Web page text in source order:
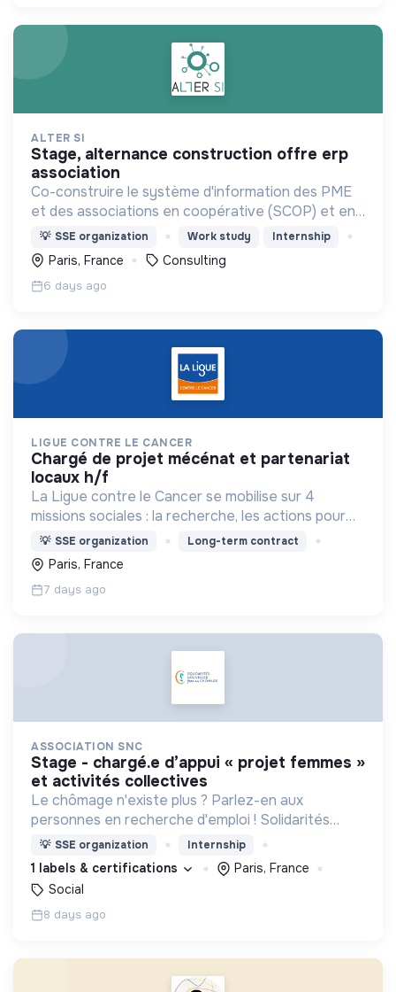
ALTER SI
stage, alternance construction offre erp
association
Co-construire le système d'information des PME
et des associations en coopérative (SCOP) et en
gouvernance partagée (Holacratie).
💡 SSE organization Work study Internship
Paris, France Consulting
6 days ago
LIGUE CONTRE LE CANCER
chargé de projet mécénat et partenariat
locaux h/f
La Ligue contre le Cancer se mobilise sur 4
missions sociales : la recherche, les actions pour
les personnes malades, la prévention & promotion
du dépistage et l'étude & observatoire.
💡 SSE organization Long-term contract
Paris, France
7 days ago
ASSOCIATION SNC
stage - chargé.e d’appui « projet femmes »
et activités collectives
Le chômage n'existe plus ? Parlez-en aux
personnes en recherche d'emploi ! Solidarités
nouvelles face au chômage propose un
accompagnement bienveillant, gratuit,
personnalisé et sans limite de temps.
💡 SSE organization Internship
1 labels & certifications
Paris, France
Social
8 days ago